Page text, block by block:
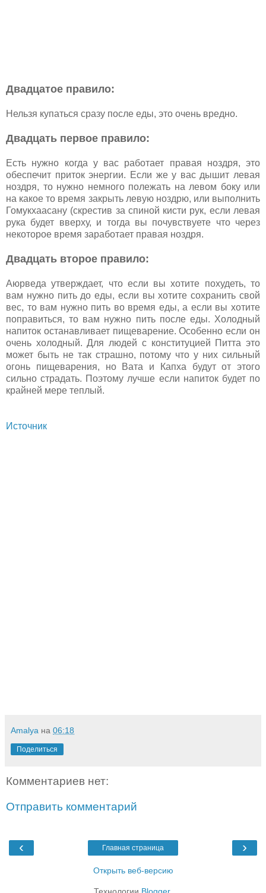
Двадцатое правило:
Нельзя купаться сразу после еды, это очень вредно.
Двадцать первое правило:
Есть нужно когда у вас работает правая ноздря, это
обеспечит приток энергии. Если же у вас дышит левая
ноздря, то нужно немного полежать на левом боку или
на какое то время закрыть левую ноздрю, или выполнить
Гомукхаасану (скрестив за спиной кисти рук, если левая
рука будет вверху, и тогда вы почувствуете что через
некоторое время заработает правая ноздря.
Двадцать второе правило:
Аюрведа утверждает, что если вы хотите похудеть, то
вам нужно пить до еды, если вы хотите сохранить свой
вес, то вам нужно пить во время еды, а если вы хотите
поправиться, то вам нужно пить после еды. Холодный
напиток останавливает пищеварение. Особенно если он
очень холодный. Для людей с конституцией Питта это
может быть не так страшно, потому что у них сильный
огонь пищеварения, но Вата и Капха будут от этого
сильно страдать. Поэтому лучше если напиток будет по
крайней мере теплый.
Источник
Amalya на 06:18
Поделиться
Комментариев нет:
Отправить комментарий
‹ ›
Главная страница
Открыть веб-версию
Технологии Blogger.